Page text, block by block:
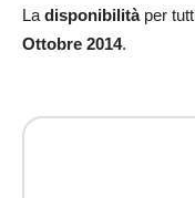
La disponibilitàper
Ottobre 2014.